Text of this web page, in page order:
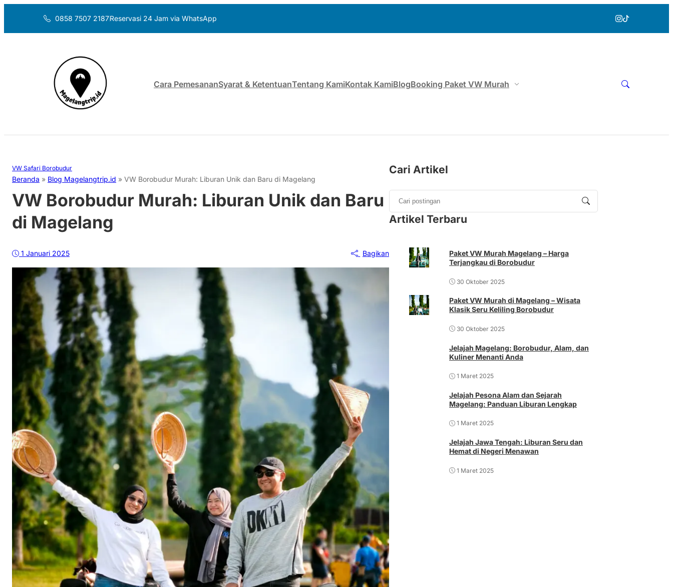
0858 7507 2187Reservasi 24 Jam via WhatsApp
Cara PemesananSyarat & KetentuanTentang KamiKontak KamiBlogBooking Paket VW Murah
VW Safari Borobudur
Beranda » Blog Magelangtrip.id » VW Borobudur Murah: Liburan Unik dan Baru di Magelang
VW Borobudur Murah: Liburan Unik dan Baru
di Magelang
1 Januari 2025 Bagikan
Cari Artikel
Artikel Terbaru
Paket VW Murah Magelang – Harga
Terjangkau di Borobudur
30 Oktober 2025
Paket VW Murah di Magelang – Wisata
Klasik Seru Keliling Borobudur
30 Oktober 2025
Jelajah Magelang: Borobudur, Alam, dan
Kuliner Menanti Anda
1 Maret 2025
Jelajah Pesona Alam dan Sejarah
Magelang: Panduan Liburan Lengkap
1 Maret 2025
Jelajah Jawa Tengah: Liburan Seru dan
Hemat di Negeri Menawan
1 Maret 2025